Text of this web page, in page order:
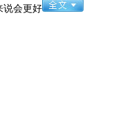
说会更好